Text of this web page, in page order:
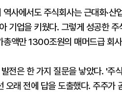
사에서도 주식회사는 근대화·산
기업을 키웠다. 그렇게 성공한
총액만 1300조원의 매머드급 회
전은 한 가지 질문을 낳았다. '주
오래 전에 답을 도출했다. 주주가